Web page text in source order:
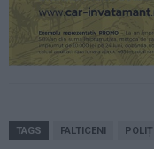
TAGS FALTICENI